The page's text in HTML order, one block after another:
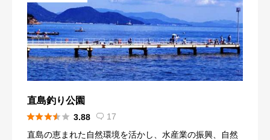
ント。 南防波堤（立入禁止）の内側にあるため年間を通
して波は比較的穏やか。 園内には管理施設・トイレ・休
憩所なども設置されており、堤防には安全柵がつけら
れ、ファミリーフィッシングにおすすめ。
直島釣り公園
 3.88  17
直島の恵まれた自然環境を活かし、水産業の振興、自然